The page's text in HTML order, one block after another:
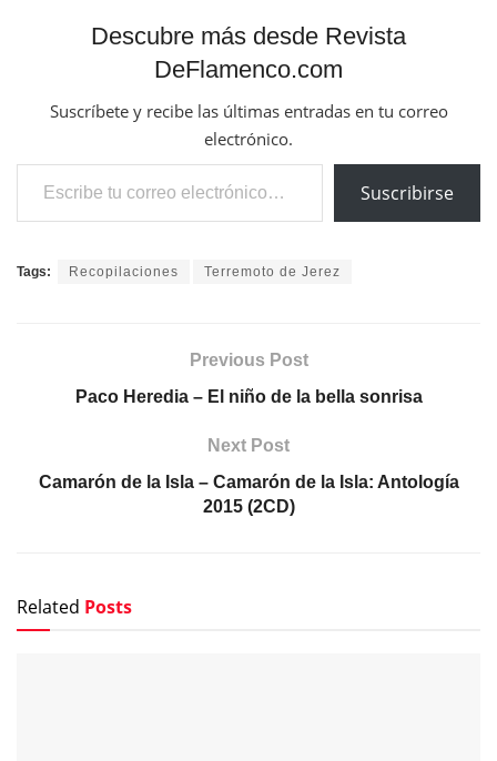
Descubre más desde Revista
DeFlamenco.com
Suscríbete y recibe las últimas entradas en tu correo
electrónico.
Escribe tu correo electrónico…
Suscribirse
Tags: Recopilaciones Terremoto de Jerez
Previous Post
Paco Heredia – El niño de la bella sonrisa
Next Post
Camarón de la Isla – Camarón de la Isla: Antología
2015 (2CD)
Related Posts